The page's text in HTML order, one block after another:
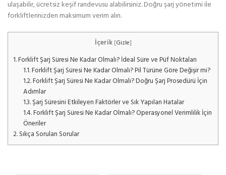
ulaşabilir, ücretsiz keşif randevusu alabilirsiniz. Doğru şarj yönetimi ile
forkliftlerinizden maksimum verim alın.
İçerik [Gizle]
1.Forklift Şarj Süresi Ne Kadar Olmalı? İdeal Süre ve Püf Noktaları
1.1.Forklift Şarj Süresi Ne Kadar Olmalı? Pil Türüne Göre Değişir mi?
1.2.Forklift Şarj Süresi Ne Kadar Olmalı? Doğru Şarj Prosedürü İçin
Adımlar
1.3.Şarj Süresini Etkileyen Faktörler ve Sık Yapılan Hatalar
1.4.Forklift Şarj Süresi Ne Kadar Olmalı? Operasyonel Verimlilik İçin
Öneriler
2.Sıkça Sorulan Sorular